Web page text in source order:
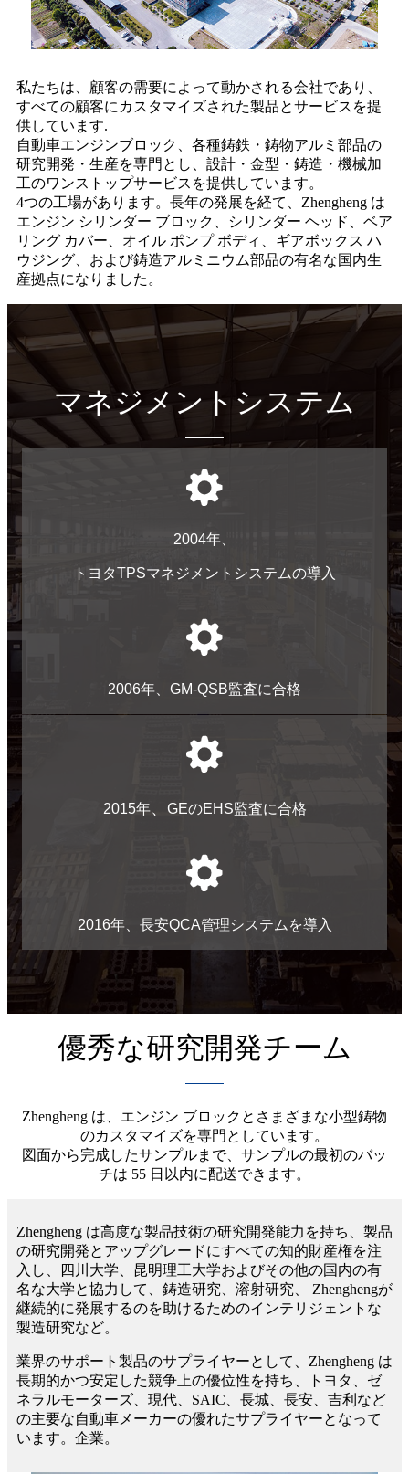
私たちは、顧客の需要によって動かされる会社であり、
すべての顧客にカスタマイズされた製品とサービスを提
供しています.
自動車エンジンブロック、各種鋳鉄・鋳物アルミ部品の
研究開発・生産を専門とし、設計・金型・鋳造・機械加
工のワンストップサービスを提供しています。
4つの工場があります。長年の発展を経て、Zhengheng は
エンジン シリンダー ブロック、シリンダー ヘッド、ベア
リング カバー、オイル ポンプ ボディ、ギアボックス ハ
ウジング、および鋳造アルミニウム部品の有名な国内生
産拠点になりました。
マネジメントシステム
2004年、
トヨタTPSマネジメントシステムの導入
2006年、GM-QSB監査に合格
2015年、 GEのEHS監査に合格
2016年、長安QCA管理システムを導入
優秀な研究開発チーム
Zhengheng は、エンジン ブロックとさまざまな小型鋳物
のカスタマイズを専門としています。
図面から完成したサンプルまで、サンプルの最初のバッ
チは 55 日以内に配送できます。
Zhengheng は高度な製品技術の研究開発能力を持ち、製品
の研究開発とアップグレードにすべての知的財産権を注
入し、四川大学、昆明理工大学およびその他の国内の有
名な大学と協力して、鋳造研究、溶射研究、 Zhenghengが
継続的に発展するのを助けるためのインテリジェントな
製造研究など。
業界のサポート製品のサプライヤーとして、Zhengheng は
長期的かつ安定した競争上の優位性を持ち、トヨタ、ゼ
ネラルモーターズ、現代、SAIC、長城、長安、吉利など
の主要な自動車メーカーの優れたサプライヤーとなって
います。企業。